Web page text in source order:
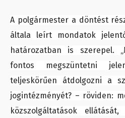
A polgármester a döntést
általa leírt mondatok
határozatban is szerepel.
fontos megszüntetni
teljeskörűen átdolgozni a
jogintézményét? – röviden:
közszolgáltatások